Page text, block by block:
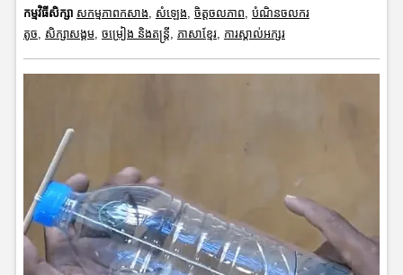
កម្មវិធីសិក្សា សកម្មភាពកសាង សំឡេង ចិត្តចលភាព បំណិនចលករ
តូច
សិក្សាសង្គម, ចម្រៀង និងតន្ត្រី ភាសាខ្មែរ, ការស្គាល់អក្សរ